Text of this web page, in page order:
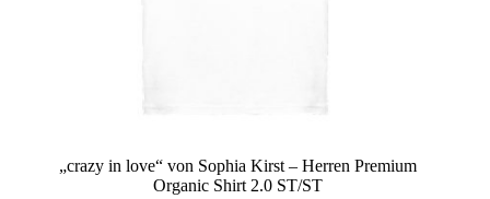
„crazy in love“ von Sophia Kirst – Herren Premium
Organic Shirt 2.0 ST/ST